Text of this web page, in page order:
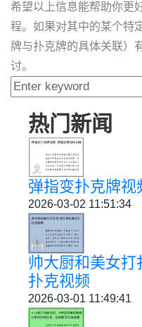
希望以上信息能帮助你更
程。如果对其中的某个特
牌与扑克牌的具体关联）
讨。
热门新闻
弹指变扑克牌视
2026-03-02 11:51:34
帅大厨和美女
扑克视频
2026-03-01 11:49:41